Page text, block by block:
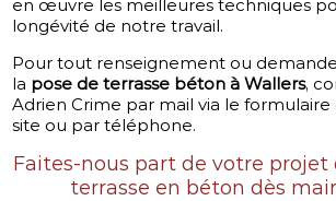
en œuvre les meilleures techniques
longévité de notre travail.
Pour tout renseignement ou
la pose de terrasse béton à Wallers,
Adrien Crime par mail via le
site ou par téléphone.
Faites-nous part de votre projet
terrasse en béton dès